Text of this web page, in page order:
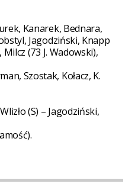
Kanarek, Bednara,
Jagodziński, Knapp
(73 J. Wadowski),
Szostak, Kołacz, K.
(S) – Jagodziński,